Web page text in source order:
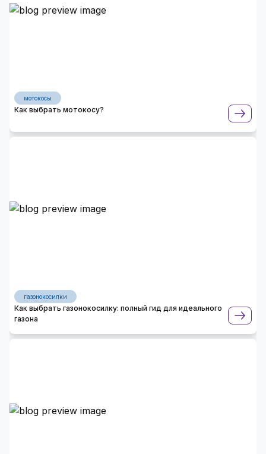
мотокосы
Как выбрать мотокосу?
газонокосилки
Как выбрать газонокосилку: полный гид для идеального
газона